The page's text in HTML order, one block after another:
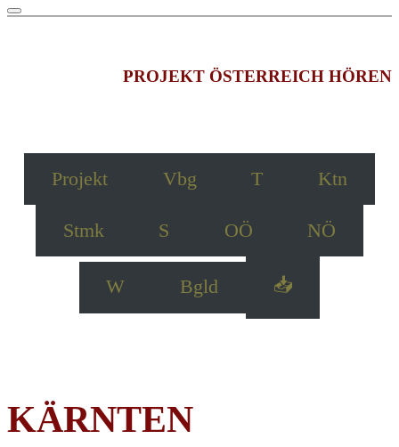
PROJEKT ÖSTERREICH HÖREN
Projekt Vbg T Ktn
Stmk S OÖ NÖ
W Bgld 📥
KÄRNTEN